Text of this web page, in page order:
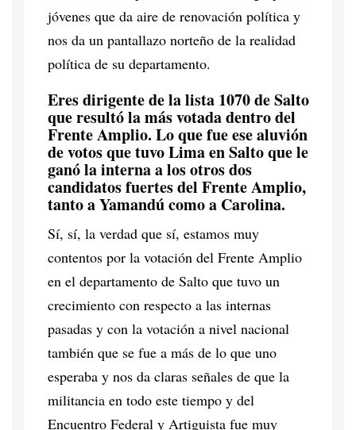
jóvenes que da aire de renovación política y
nos da un pantallazo norteño de la realidad
política de su departamento.
Eres dirigente de la lista 1070 de Salto
que resultó la más votada dentro del
Frente Amplio. Lo que fue ese aluvión
de votos que tuvo Lima en Salto que le
ganó la interna a los otros dos
candidatos fuertes del Frente Amplio,
tanto a Yamandú como a Carolina.
Sí, sí, la verdad que sí, estamos muy
contentos por la votación del Frente Amplio
en el departamento de Salto que tuvo un
crecimiento con respecto a las internas
pasadas y con la votación a nivel nacional
también que se fue a más de lo que uno
esperaba y nos da claras señales de que la
militancia en todo este tiempo y del
Encuentro Federal y Artiguista fue muy